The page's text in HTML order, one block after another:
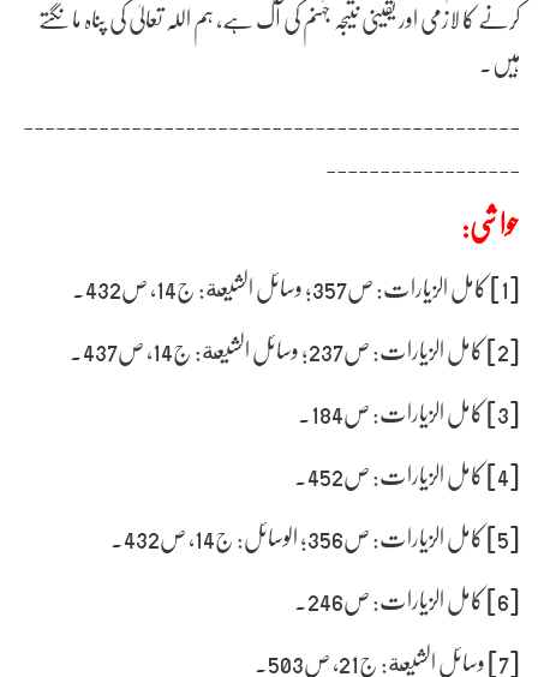
کرنے کا لازمی اور یقینی نتیجہ جہنم کی آگ ہے، ہم اللہ تعالیٰ کی پناہ مانگتے
ہیں۔
----------------------------------------------
------------------
حواشی:
[1] کامل الزیارات: ص357؛ وسائل الشیعة: ج14، ص432۔
[2] کامل الزیارات: ص237؛ وسائل الشیعة: ج14، ص437۔
[3] کامل الزیارات: ص184۔
[4] کامل الزیارات: ص452۔
[5] کامل الزیارات: ص356؛ الوسائل: ج14، ص432۔
[6] کامل الزیارات: ص246۔
[7] وسائل الشیعة: ج21، ص503۔